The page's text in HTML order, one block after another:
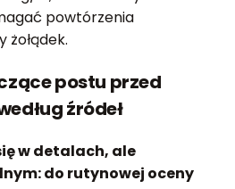
powtórzenia
żołądek.
postu przed
źródeł
w detalach, ale
do rutynowej oceny